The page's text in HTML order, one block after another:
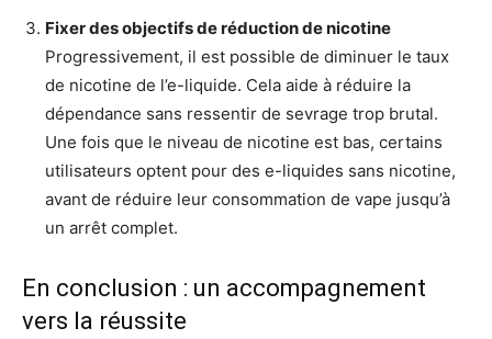
Fixer des objectifs de réduction de nicotine
Progressivement, il est possible de diminuer le taux
de nicotine de l’e-liquide. Cela aide à réduire la
dépendance sans ressentir de sevrage trop brutal.
Une fois que le niveau de nicotine est bas, certains
utilisateurs optent pour des e-liquides sans nicotine,
avant de réduire leur consommation de vape jusqu’à
un arrêt complet.
En conclusion : un accompagnement
vers la réussite